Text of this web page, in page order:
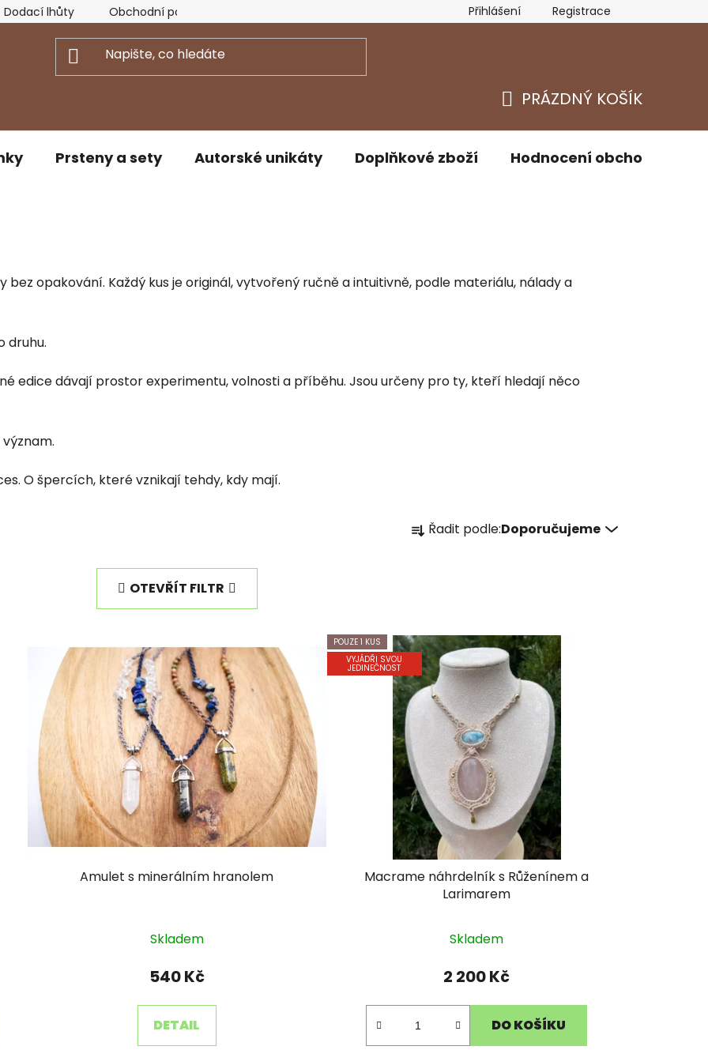
Dodací lhůty Obchodní podmínky Kontakty
Přihlášení Registrace
KOŠÍK
PRÁZDNÝ KOŠÍK
Prsteny a sety Autorské unikáty Doplňkové zboží Hodnocení obchodu
opakování. Každý kus je originál, vytvořený ručně a intuitivně, podle materiálu, nálady a
druhu.
edice dávají prostor experimentu, volnosti a příběhu. Jsou určeny pro ty, kteří hledají něco
O špercích, které vznikají tehdy, kdy mají.
a
p
o
d
k
t
ů
Řadit podle:Doporučujeme
OTEVŘÍT FILTR
Amulet s minerálním hranolem
Skladem
540 Kč
DETAIL
POUZE 1 KUS
VYJÁDŘI SVOU
JEDINEČNOST
Macrame náhrdelník s Růženínem a
Larimarem
Skladem
2 200 Kč
DO KOŠÍKU